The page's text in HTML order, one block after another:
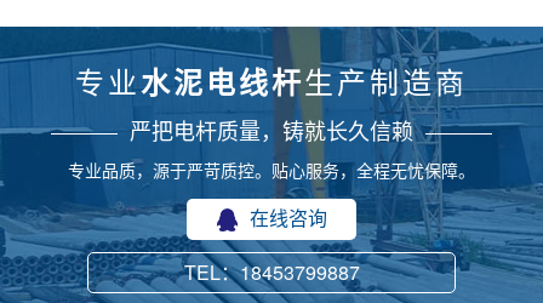
专业水泥电线杆生产制造商
严把电杆质量，铸就长久信赖
专业品质，源于严苛质控。贴心服务，全程无忧保障。
在线咨询
TEL：18453799887